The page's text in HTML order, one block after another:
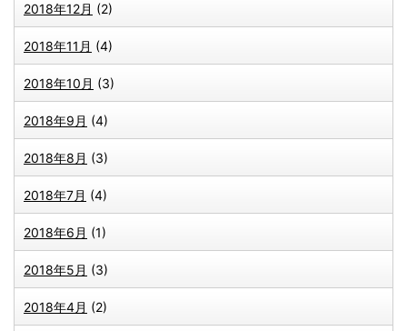
2018年12月 (2)
2018年11月 (4)
2018年10月 (3)
2018年9月 (4)
2018年8月 (3)
2018年7月 (4)
2018年6月 (1)
2018年5月 (3)
2018年4月 (2)